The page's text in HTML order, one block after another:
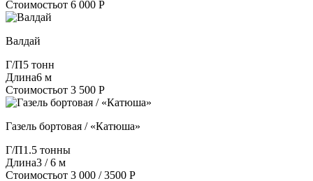
Стоимостьот 6 000 Р
Валдай
Г/П5 тонн
Длина6 м
Стоимостьот 3 500 Р
Газель бортовая / «Катюша»
Г/П1.5 тонны
Длина3 / 6 м
Стоимостьот 3 000 / 3500 Р